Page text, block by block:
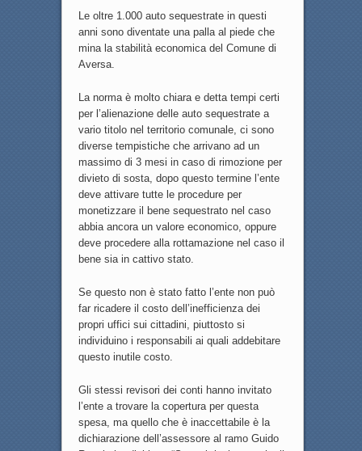
Le oltre 1.000 auto sequestrate in questi
anni sono diventate una palla al piede che
mina la stabilità economica del Comune di
Aversa.
La norma è molto chiara e detta tempi certi
per l’alienazione delle auto sequestrate a
vario titolo nel territorio comunale, ci sono
diverse tempistiche che arrivano ad un
massimo di 3 mesi in caso di rimozione per
divieto di sosta, dopo questo termine l’ente
deve attivare tutte le procedure per
monetizzare il bene sequestrato nel caso
abbia ancora un valore economico, oppure
deve procedere alla rottamazione nel caso il
bene sia in cattivo stato.
Se questo non è stato fatto l’ente non può
far ricadere il costo dell’inefficienza dei
propri uffici sui cittadini, piuttosto si
individuino i responsabili ai quali addebitare
questo inutile costo.
Gli stessi revisori dei conti hanno invitato
l’ente a trovare la copertura per questa
spesa, ma quello che è inaccettabile è la
dichiarazione dell’assessore al ramo Guido